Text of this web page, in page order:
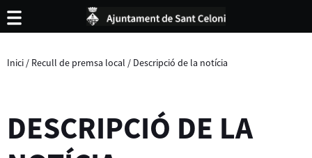
Inici / Recull de premsa local / Descripció de la notícia
DESCRIPCIÓ DE LA